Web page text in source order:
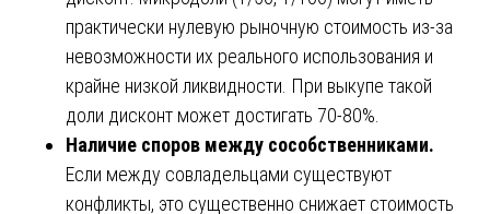
практически нулевую рыночную стоимость из-за
невозможности их реального использования и
крайне низкой ликвидности. При выкупе такой
доли дисконт может достигать 70-80%.
Наличие споров между сособственниками.
Если между совладельцами существуют
конфликты, это существенно снижает стоимость